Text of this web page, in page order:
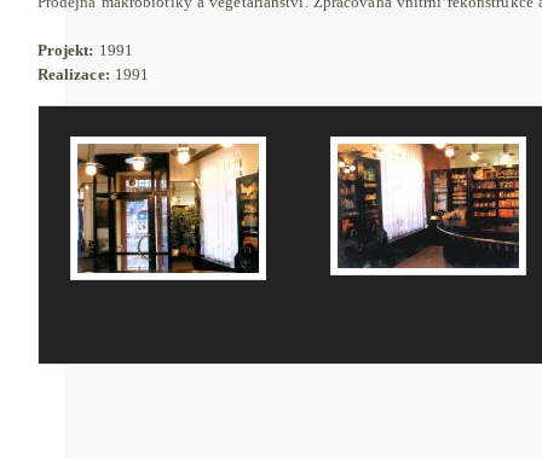
Projekt: 1991
Realizace: 1991